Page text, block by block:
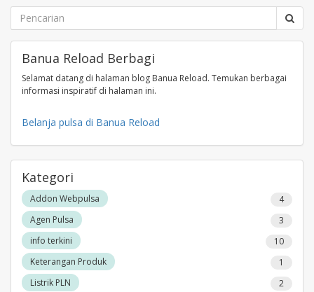
Banua Reload Berbagi
Selamat datang di halaman blog Banua Reload. Temukan berbagai
informasi inspiratif di halaman ini.
Belanja pulsa di Banua Reload
Kategori
Addon Webpulsa
4
Agen Pulsa
3
info terkini
10
Keterangan Produk
1
Listrik PLN
2